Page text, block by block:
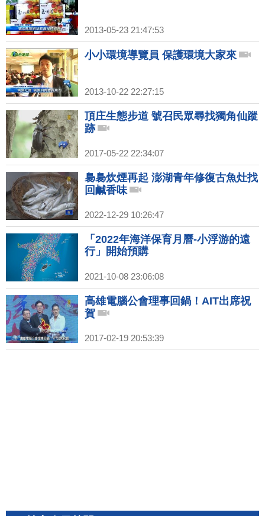
2013-05-23 21:47:53
小小環境導覽員 保護環境大家來
2013-10-22 22:27:15
頂庄生態步道 號召民眾尋找獨角仙蹤
跡
2017-05-22 22:34:07
裊裊炊煙再起 澎湖青年修復古魚灶找
回鹹香味
2022-12-29 10:26:47
「2022年海洋保育月曆-小浮游的遠
行」開始預購
2021-10-08 23:06:08
高雄電腦公會理事回鍋！AIT出席祝
賀
2017-02-19 20:53:39